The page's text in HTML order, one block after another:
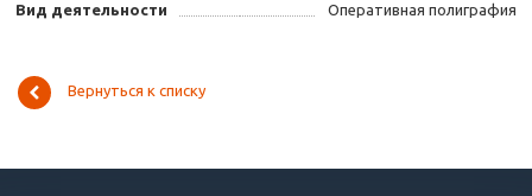
Вид деятельности Оперативная полиграфия
Вернуться к списку